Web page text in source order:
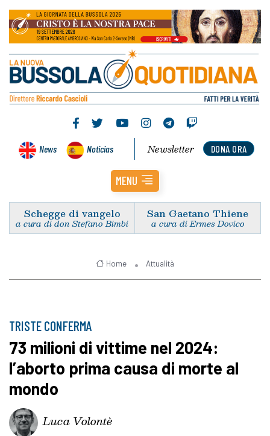
News Noticias DONA ORA
Newsletter
MENU
Schegge di vangelo
a cura di don Stefano Bimbi
San Gaetano Thiene
a cura di Ermes Dovico
Home Attualità
TRISTE CONFERMA
73 milioni di vittime nel 2024:
l’aborto prima causa di morte al
mondo
Luca Volontè